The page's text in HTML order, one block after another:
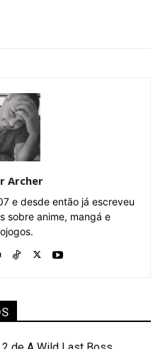
Archer
e desde então já escreveu
sobre anime, mangá e